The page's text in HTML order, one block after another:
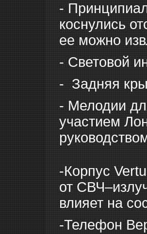
-
коснулись
ее можно
- Световой
- Задняя
- Мелодии
участием
-Корпус
от
влияет на
-Телефон